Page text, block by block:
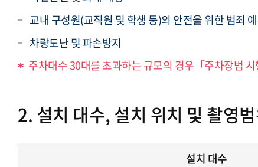
교내 구성원(교직원 및 학생 등)의 안전을 위한 범죄
차량도난 및 파손방지
주차대수 30대를 초과하는 규모의 경우「주차장법
2. 설치 대수, 설치 위치 및 촬영
설치 대수